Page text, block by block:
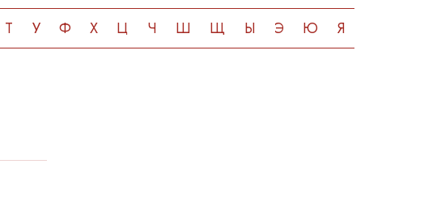
Т У Ф Х Ц Ч Ш Щ Ы Э Ю Я